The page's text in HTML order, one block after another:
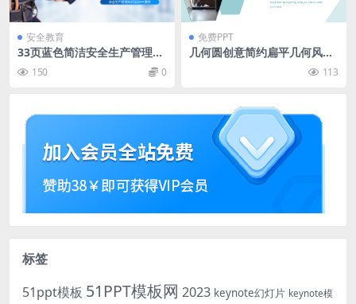
安全教育
33页蓝色简洁安全生产管理知
识培训课件PPT模板
150 0
免费PPT
几何圆创意简约扁平几何风工
113
标签
51ppt模板 51PPT模板网 2023 keynote幻灯片 keynote模